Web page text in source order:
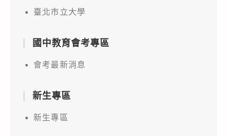
臺北市立大學
國中教育會考專區
會考最新消息
新生專區
新生專區